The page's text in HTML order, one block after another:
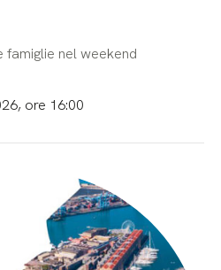
nel weekend
ore 16:00